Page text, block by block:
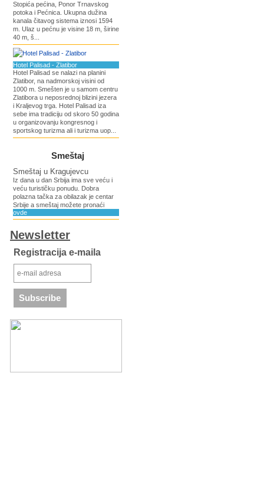
Stopića pećina, Ponor Trnavskog
potoka i Pećnica. Ukupna dužina
kanala čitavog sistema iznosi 1594
m. Ulaz u pećnu je visine 18 m, širine
40 m, š...
Hotel Palisad - Zlatibor
Hotel Palisad se nalazi na planini
Zlatibor, na nadmorskoj visini od
1000 m. Smešten je u samom centru
Zlatibora u neposrednoj blizini jezera
i Kraljevog trga. Hotel Palisad iza
sebe ima tradiciju od skoro 50 godina
u organizovanju kongresnog i
sportskog turizma ali i turizma uop...
Smeštaj
Smeštaj u Kragujevcu
Iz dana u dan Srbija ima sve veću i
veću turističku ponudu. Dobra
polazna tačka za obilazak je centar
Srbije a smeštaj možete pronaći
ovde
Newsletter
Registracija e-maila